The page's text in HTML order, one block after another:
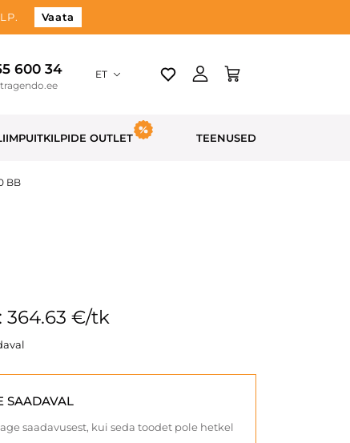
Vaata
600 34 ET
OUTLET TEENUSED
BB
364.63 €/tk
SAADAVAL
saadavusest, kui seda toodet pole hetkel